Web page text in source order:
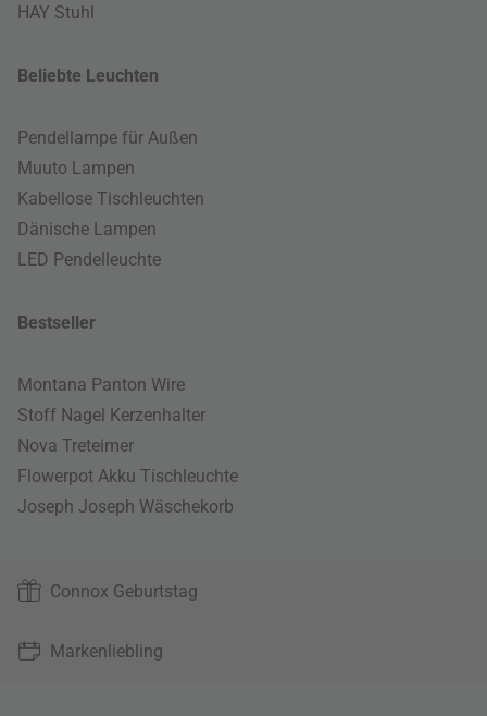
HAY Stuhl
Beliebte Leuchten
Pendellampe für Außen
Muuto Lampen
Kabellose Tischleuchten
Dänische Lampen
LED Pendelleuchte
Bestseller
Montana Panton Wire
Stoff Nagel Kerzenhalter
Nova Treteimer
Flowerpot Akku Tischleuchte
Joseph Joseph Wäschekorb
Connox Geburtstag
Markenliebling